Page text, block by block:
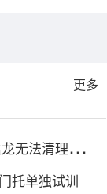
更多
无法清理珀尔
托单独试训